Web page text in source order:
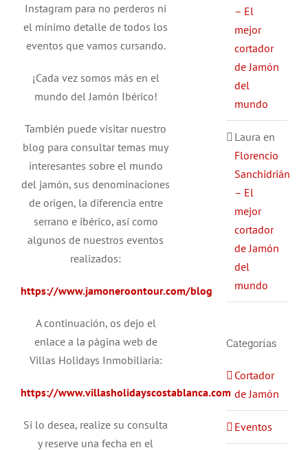
Instagram para no perderos ni
el mínimo detalle de todos los
eventos que vamos cursando.
¡Cada vez somos más en el
mundo del Jamón Ibérico!
También puede visitar nuestro
blog para consultar temas muy
interesantes sobre el mundo
del jamón, sus denominaciones
de origen, la diferencia entre
serrano e ibérico, así como
algunos de nuestros eventos
realizados:
https://www.jamoneroontour.com/blog
A continuación, os dejo el
enlace a la página web de
Villas Holidays Inmobiliaria:
https://www.villasholidayscostablanca.com
Si lo desea, realize su consulta
y reserve una fecha en el
– El
mejor
cortador
de Jamón
del
mundo
Laura en
Florencio
Sanchidrián
– El
mejor
cortador
de Jamón
del
mundo
Categorías
Cortador
de Jamón
Eventos